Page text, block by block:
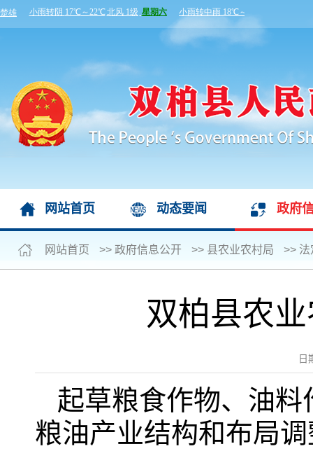
网站首页 动态要闻 政府
网站首页 >> 政府信息公开 >> 县农业农村局 >> 法
双柏县农
日
起草粮食作物、油
粮油产业结构和布局